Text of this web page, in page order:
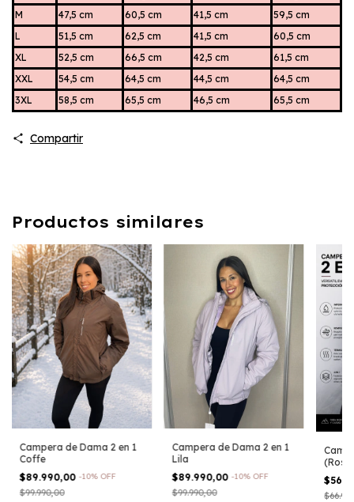
M
47,5 cm 60,5 cm 41,5 cm
59,5 cm
L
51,5 cm 62,5 cm 41,5 cm
60,5 cm
XL
52,5 cm 66,5 cm 42,5 cm
61,5 cm
XXL
54,5 cm 64,5 cm 44,5 cm
64,5 cm
3XL
58,5 cm 65,5 cm 46,5 cm 65,5 cm
Compartir
Productos similares
Campera de Dama 2 en 1
Coffe
$89.990,00 -10% OFF
$99.990,00
Campera de Dama 2 en 1
Lila
$89.990,00 -10% OFF
$99.990,00